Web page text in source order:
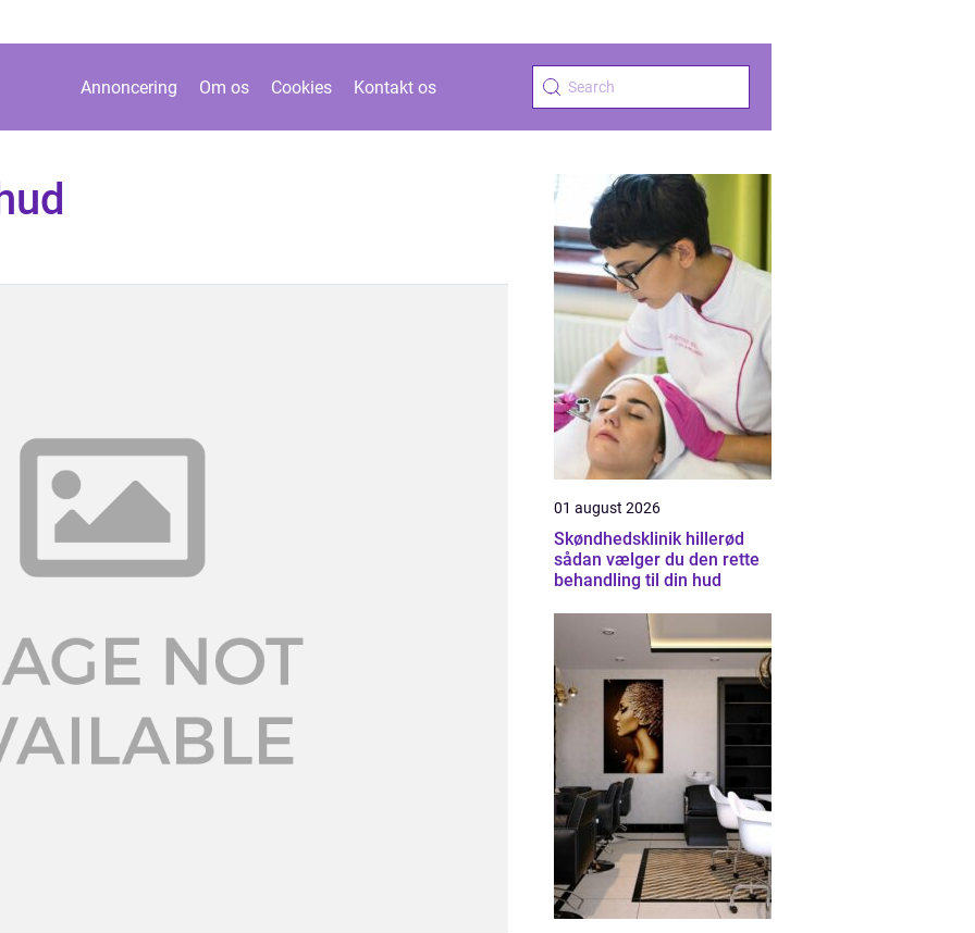
Annoncering Om os Cookies Kontakt os
01 august 2026
Skøndhedsklinik hillerød
sådan vælger du den rette
behandling til din hud